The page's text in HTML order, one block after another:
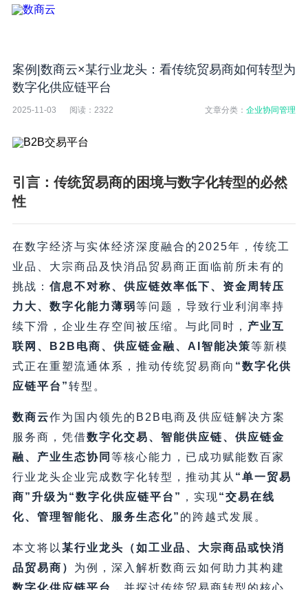
​案例|数商云×某行业龙头：看传统贸易商如何转型为
数字化供应链平台
2025-11-03 阅读： 2322 文章分类：企业协同管理
引言：传统贸易商的困境与数字化转型的必然
性
在数字经济与实体经济深度融合的2025年，传统工
业品、大宗商品及快消品贸易商正面临前所未有的
挑战：​ 信息不对称、供应链效率低下、资金周转压
力大、数字化能力薄弱等问题，导致行业利润率持
续下滑，企业生存空间被压缩。与此同时，​ 产业互
联网、B2B电商、供应链金融、AI智能决策等新模
式正在重塑流通体系，推动传统贸易商向 ​“数字化供
应链平台”​转型。
数商云作为国内领先的B2B电商及供应链解决方案
服务商，凭借数字化交易、智能供应链、供应链金
融、产业生态协同 等核心能力，已成功赋能数百家
行业龙头企业完成数字化转型，推动其从 ​“单一贸易
商”升级为“数字化供应链平台”​ ，实现​“交易在线
化、管理智能化、服务生态化”​ 的跨越式发展。
本文将以 某行业龙头（如工业品、大宗商品或快消
品贸易商）​ 为例，深入解析数商云如何助力其构建